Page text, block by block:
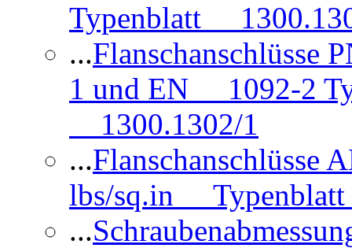
Typenblatt
...
1 und EN 1092-2
1300.1302/1
...
lbs/sq.in Typenblatt
...